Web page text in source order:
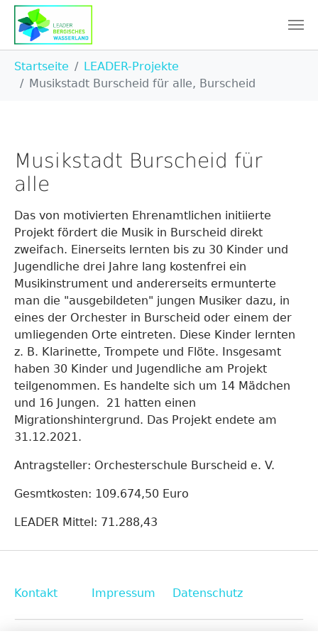
Skip to main content
Startseite
LEADER-Projekte
Musikstadt Burscheid für alle, Burscheid
Musikstadt Burscheid für
alle
Das von motivierten Ehrenamtlichen initiierte
Projekt fördert die Musik in Burscheid direkt
zweifach. Einerseits lernten bis zu 30 Kinder und
Jugendliche drei Jahre lang kostenfrei ein
Musikinstrument und andererseits ermunterte
man die "ausgebildeten" jungen Musiker dazu, in
eines der Orchester in Burscheid oder einem der
umliegenden Orte eintreten. Diese Kinder lernten
z. B. Klarinette, Trompete und Flöte. Insgesamt
haben 30 Kinder und Jugendliche am Projekt
teilgenommen. Es handelte sich um 14 Mädchen
und 16 Jungen. 21 hatten einen
Migrationshintergrund. Das Projekt endete am
31.12.2021.
Antragsteller: Orchesterschule Burscheid e. V.
Gesmtkosten: 109.674,50 Euro
LEADER Mittel: 71.288,43
Kontakt Impressum Datenschutz